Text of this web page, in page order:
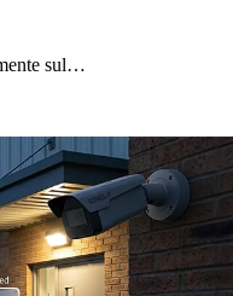
sul…